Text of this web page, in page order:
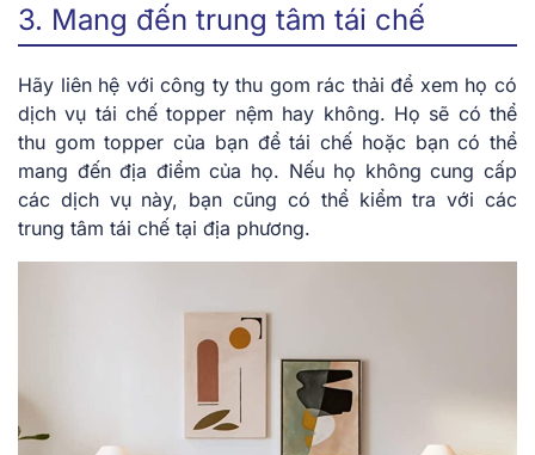
3. Mang đến trung tâm tái chế
Hãy liên hệ với công ty thu gom rác thải để xem họ có
dịch vụ tái chế topper nệm hay không. Họ sẽ có thể
thu gom topper của bạn để tái chế hoặc bạn có thể
mang đến địa điểm của họ. Nếu họ không cung cấp
các dịch vụ này, bạn cũng có thể kiểm tra với các
trung tâm tái chế tại địa phương.